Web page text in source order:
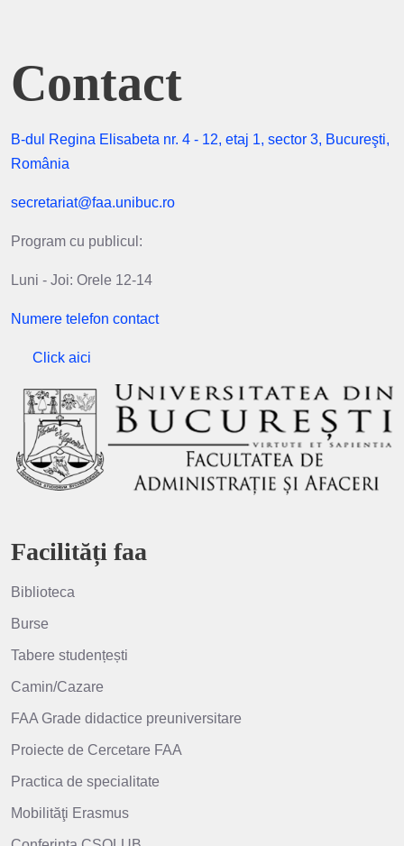
Contact
B-dul Regina Elisabeta nr. 4 - 12, etaj 1, sector 3, Bucureşti,
România
secretariat@faa.unibuc.ro
Program cu publicul:
Luni - Joi: Orele 12-14
Numere telefon contact
Click aici
Facilități faa
Biblioteca
Burse
Tabere studențești
Camin/Cazare
FAA Grade didactice preuniversitare
Proiecte de Cercetare FAA
Practica de specialitate
Mobilităţi Erasmus